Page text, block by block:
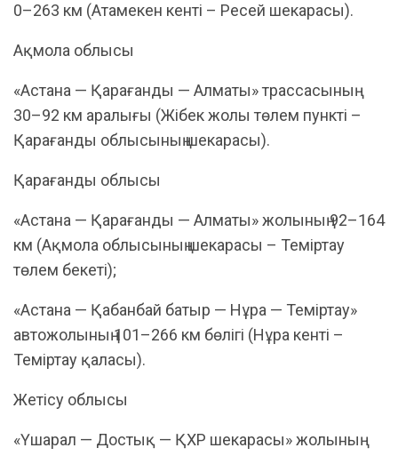
0–263 км (Атамекен кенті – Ресей шекарасы).
Ақмола облысы
«Астана — Қарағанды — Алматы» трассасының
30–92 км аралығы (Жібек жолы төлем пункті –
Қарағанды облысының шекарасы).
Қарағанды облысы
«Астана — Қарағанды — Алматы» жолының 92–164
км (Ақмола облысының шекарасы – Теміртау
төлем бекеті);
«Астана — Қабанбай батыр — Нұра — Теміртау»
автожолының 101–266 км бөлігі (Нұра кенті –
Теміртау қаласы).
Жетісу облысы
«Үшарал — Достық — ҚХР шекарасы» жолының